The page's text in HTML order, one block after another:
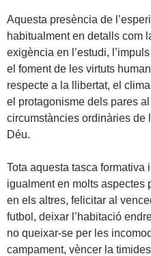
Aquesta presència de
habitualment en detalls com
exigència en l’estudi,
el foment de les virtuts
respecte a la llibertat, el
el protagonisme dels pares
circumstàncies ordinàries de
Déu.
Tota aquesta tasca
igualment en molts aspectes
en els altres, felicitar al
futbol, deixar l’habitació
no queixar-se per les
campament, vèncer la